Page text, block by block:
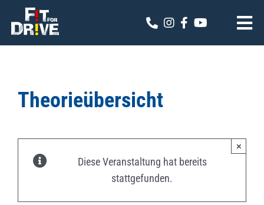
Inhalt
Theoriekalender
Theorieübersicht
Diese Veranstaltung hat bereits
stattgefunden.
×